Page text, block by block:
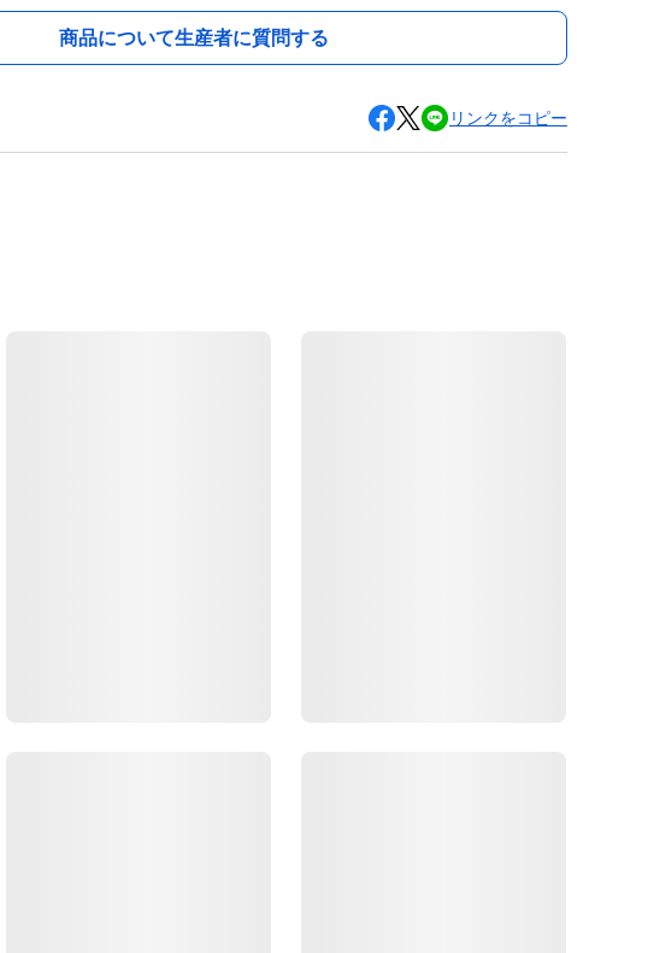
商品について生産者に質問する
リンクをコピー